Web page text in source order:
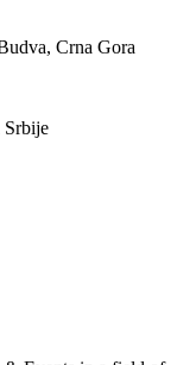
Crna Gora
Srbije